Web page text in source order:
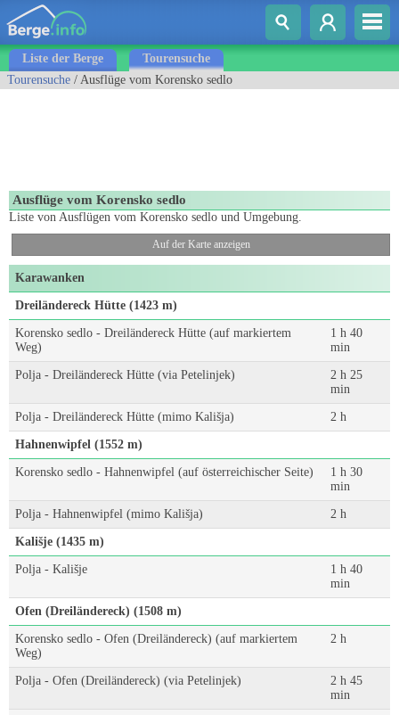
Liste der Berge
Tourensuche
Tourensuche / Ausflüge vom Korensko sedlo
Ausflüge vom Korensko sedlo
Liste von Ausflügen vom Korensko sedlo und Umgebung.
Auf der Karte anzeigen
Karawanken
Dreiländereck Hütte (1423 m)
Korensko sedlo - Dreiländereck Hütte (auf markiertem
Weg)
1 h 40
min
Polja - Dreiländereck Hütte (via Petelinjek)
2 h 25
min
Polja - Dreiländereck Hütte (mimo Kališja) 2 h
Hahnenwipfel (1552 m)
Korensko sedlo - Hahnenwipfel (auf österreichischer Seite)
1 h 30
min
Polja - Hahnenwipfel (mimo Kališja) 2 h
Kališje (1435 m)
Polja - Kališje
1 h 40
min
Ofen (Dreiländereck) (1508 m)
Korensko sedlo - Ofen (Dreiländereck) (auf markiertem
Weg)
2 h
Polja - Ofen (Dreiländereck) (via Petelinjek)
2 h 45
min